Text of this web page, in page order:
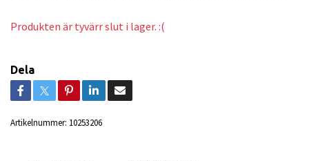
Produkten är tyvärr slut i lager. :(
Dela
Artikelnummer: 10253206